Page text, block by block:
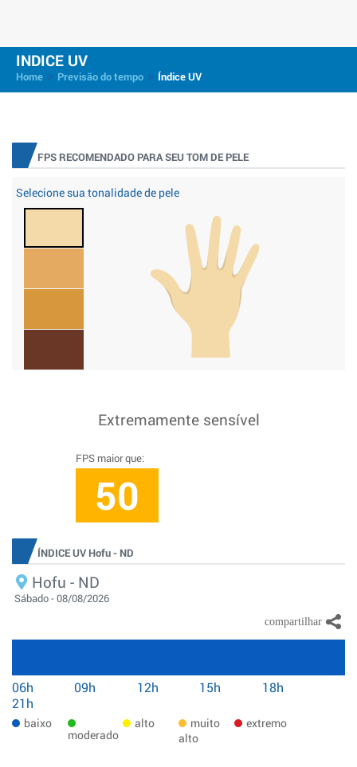
INDICE UV
Home Previsão do tempo Índice UV
FPS RECOMENDADO PARA SEU TOM DE PELE
Selecione sua tonalidade de pele
Extremamente sensível
FPS maior que:
50
ÍNDICE UV Hofu - ND
Hofu - ND
Sábado - 08/08/2026
06h 09h 12h 15h
18h
21h
baixo
moderado
alto
muito
alto
extremo